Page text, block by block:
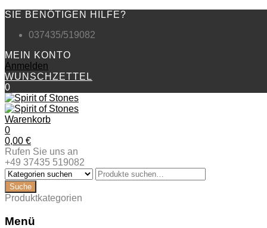
SIE BENÖTIGEN HILFE?
037435/519082
MEIN KONTO
Anmelden
WUNSCHZETTEL
0
Warenkorb
0
0,00 €
Rufen Sie uns an
+49 37435 519082
Produktkategorien
Menü